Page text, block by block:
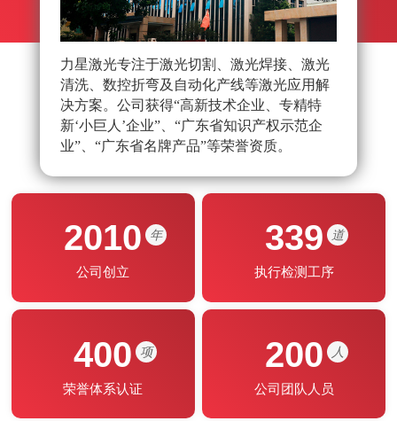
力星激光专注于激光切割、激光焊接、激光
清洗、数控折弯及自动化产线等激光应用解
决方案。公司获得“高新技术企业、专精特
新‘小巨人’企业”、“广东省知识产权示范企
业”、“广东省名牌产品”等荣誉资质。
2010 年
公司创立
339 道
执行检测工序
400 项
荣誉体系认证
200 人
公司团队人员